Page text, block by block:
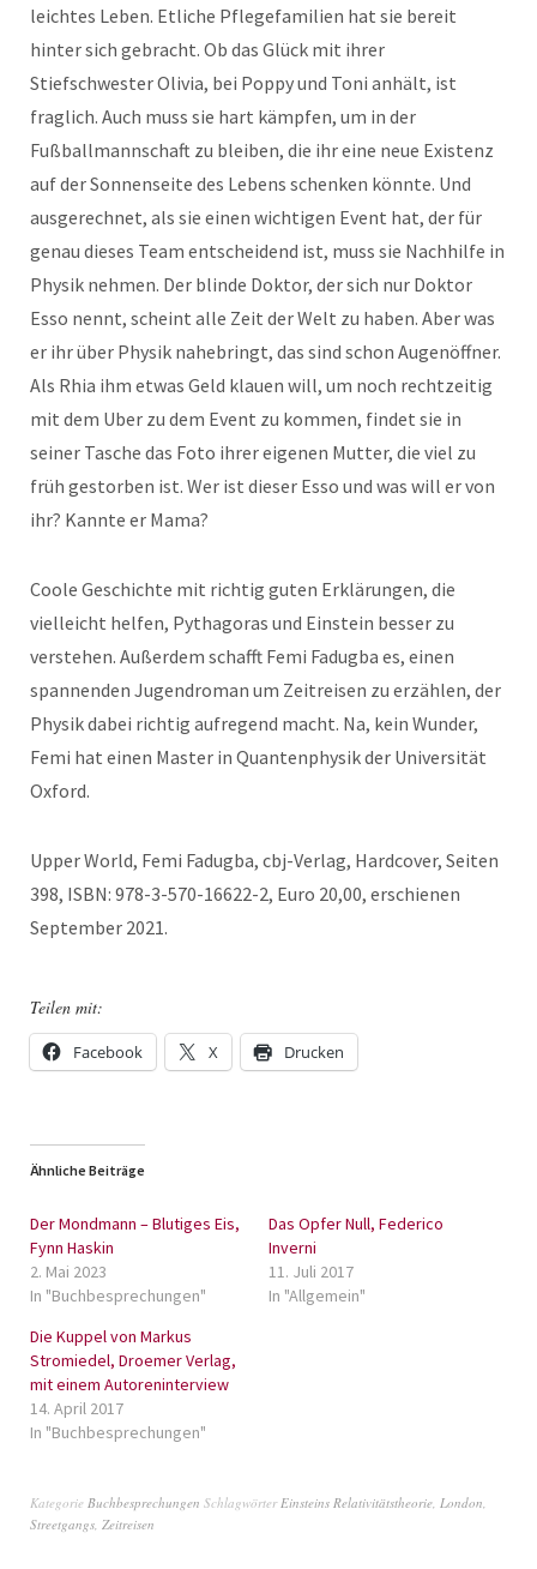
leichtes Leben. Etliche Pflegefamilien hat sie bereit
hinter sich gebracht. Ob das Glück mit ihrer
Stiefschwester Olivia, bei Poppy und Toni anhält, ist
fraglich. Auch muss sie hart kämpfen, um in der
Fußballmannschaft zu bleiben, die ihr eine neue Existenz
auf der Sonnenseite des Lebens schenken könnte. Und
ausgerechnet, als sie einen wichtigen Event hat, der für
genau dieses Team entscheidend ist, muss sie Nachhilfe in
Physik nehmen. Der blinde Doktor, der sich nur Doktor
Esso nennt, scheint alle Zeit der Welt zu haben. Aber was
er ihr über Physik nahebringt, das sind schon Augenöffner.
Als Rhia ihm etwas Geld klauen will, um noch rechtzeitig
mit dem Uber zu dem Event zu kommen, findet sie in
seiner Tasche das Foto ihrer eigenen Mutter, die viel zu
früh gestorben ist. Wer ist dieser Esso und was will er von
ihr? Kannte er Mama?
Coole Geschichte mit richtig guten Erklärungen, die
vielleicht helfen, Pythagoras und Einstein besser zu
verstehen. Außerdem schafft Femi Fadugba es, einen
spannenden Jugendroman um Zeitreisen zu erzählen, der
Physik dabei richtig aufregend macht. Na, kein Wunder,
Femi hat einen Master in Quantenphysik der Universität
Oxford.
Upper World, Femi Fadugba, cbj-Verlag, Hardcover, Seiten
398, ISBN: 978-3-570-16622-2, Euro 20,00, erschienen
September 2021.
Teilen mit:
Facebook X Drucken
Ähnliche Beiträge
Der Mondmann – Blutiges Eis,
Fynn Haskin
2. Mai 2023
In "Buchbesprechungen"
Das Opfer Null, Federico
Inverni
11. Juli 2017
In "Allgemein"
Die Kuppel von Markus
Stromiedel, Droemer Verlag,
mit einem Autoreninterview
14. April 2017
In "Buchbesprechungen"
Kategorie Buchbesprechungen SchlagwörterEinsteins Relativitätstheorie, London,
Streetgangs, Zeitreisen